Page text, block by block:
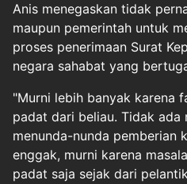
Anis menegaskan tidak
maupun pemerintah untuk
proses penerimaan Surat
negara sahabat yang
"Murni lebih banyak karena
padat dari beliau. Tidak ada
menunda-nunda pemberian
enggak, murni karena
padat saja sejak dari